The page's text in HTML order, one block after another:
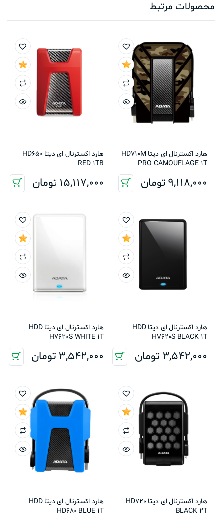
محصولات مرتبط
هارد اکسترنال ای دیتا HD710M
PRO CAMOUFLAGE 1T
9,118,000 تومان
هارد اکسترنال ای دیتا HD650
RED 1TB
15,117,000 تومان
هارد اکسترنال ای دیتا HDD
HV620S BLACK 1T
3,542,000 تومان
هارد اکسترنال ای دیتا HDD
HV620S WHITE 1T
3,542,000 تومان
هارد اکسترنال ای دیتا HD720
BLACK 2T
هارد اکسترنال ای دیتا HDD
HD680 BLUE 1T